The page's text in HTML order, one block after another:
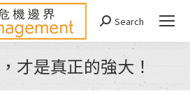
Search:
Search
才是真正的強大！
You are here: